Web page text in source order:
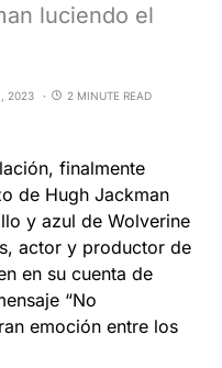
luciendo el
2023 2 MINUTE READ
finalmente
de Hugh Jackman
y azul de Wolverine
actor y productor de
en su cuenta de
“No
emoción entre los